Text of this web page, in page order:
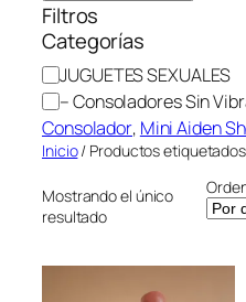
contenido
Filtros
Categorías
C
a
t
e
o
r
a
JUGUETES SEXUALES
– Consoladores Sin
Consolador, Mini Aiden
Inicio/ Productos etiquetados
Mostrando el único
resultado